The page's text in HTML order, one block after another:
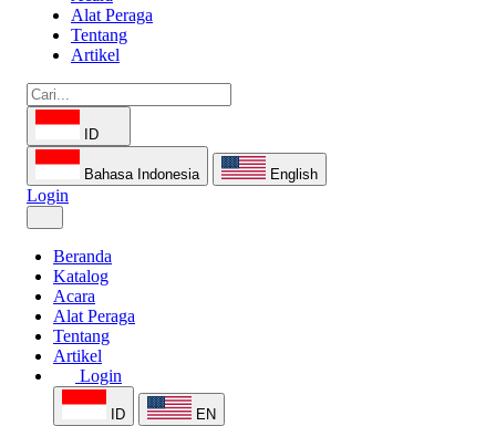
Alat Peraga
Tentang
Artikel
ID
Bahasa Indonesia English
Login
Beranda
Katalog
Acara
Alat Peraga
Tentang
Artikel
Login
ID EN